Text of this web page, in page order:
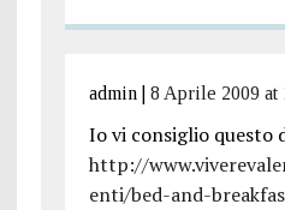
admin| 8 Aprile 2009 at
Io vi consiglio questo
http://
enti/bed-and-